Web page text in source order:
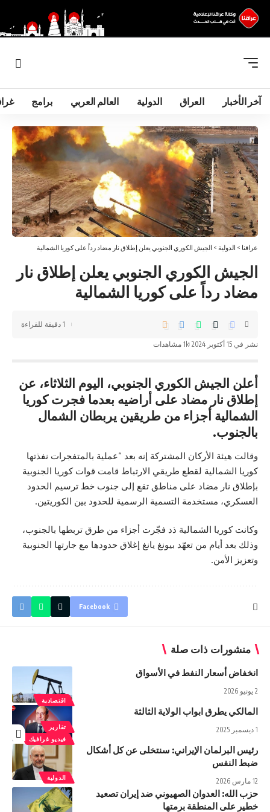
آخر الأخبار العراق الدولية العالم العربي برامج
عراقنا > الدولية > الجيش الكوري الجنوبي يعلن إطلاق نار مضاد رداً على كوريا الشمالية
الجيش الكوري الجنوبي يعلن إطلاق نار
مضاد رداً على كوريا الشمالية
نشر في 15 أكتوبر 2024 1k مشاهدات
1 دقيقة للقراءة
أعلن الجيش الكوري الجنوبي، اليوم الثلاثاء، عن
إطلاق نار مضاد على أراضيه بعدما فجرت كوريا
الشمالية أجزاء من طريقين يربطان الشمال
بالجنوب.
وقالت هيئة الأركان المشتركة إنه بعد “عملية بالمتفجرات نفذتها
كوريا الشمالية لقطع طريقي الارتباط قامت قوات كوريا الجنوبية
بإطلاق نار مضاد على مناطق تقع إلى جنوب خط ترسيم الحدود
العسكري، مستخدمة التسمية الرسمية للحدود بين الكوريتين.
وكانت كوريا الشمالية ذد فجّرت أجزاء من طرق تربطها بالجنوب،
وذلك بعد أيام من تعهّد بيونغ يانغ إغلاق حدودها مع جارتها الجنوبية
وتعزيز الأمن.
Facebook
منشورات ذات صلة
اقتصادية
انخفاض أسعار النفط في الأسواق
2 يونيو 2026
تقارير
فيديو غرافيك
المالکي یطرق ابواب الولایة الثالثة‌
1 ديسمبر 2025
الدولية
رئيس البرلمان الإيراني: سنتخلى عن كل أشكال
ضبط النفس
12 مارس 2026
حزب الله: العدوان الصهيوني ضد إيران تصعيد
خطير على المنطقة برمتها